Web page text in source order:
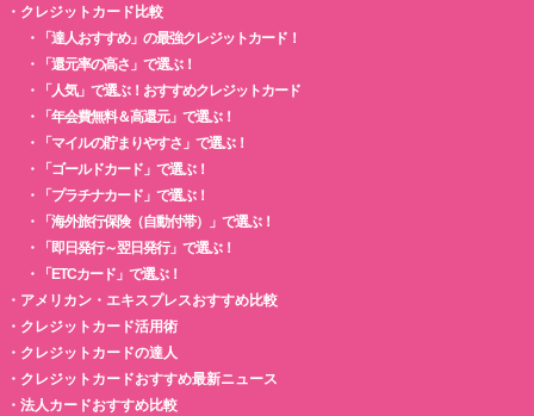
・ クレジットカード比較
・
「達人おすすめ」の最強クレジットカード！
・
「還元率の高さ」で選ぶ！
・
「人気」で選ぶ！おすすめクレジットカード
・
「年会費無料＆高還元」で選ぶ！
・
「マイルの貯まりやすさ」で選ぶ！
・
「ゴールドカード」で選ぶ！
・
「プラチナカード」で選ぶ！
・
「海外旅行保険（自動付帯）」で選ぶ！
・
「即日発行～翌日発行」で選ぶ！
・
「ETCカード」で選ぶ！
・ アメリカン・エキスプレスおすすめ比較
・ クレジットカード活用術
・ クレジットカードの達人
・ クレジットカードおすすめ最新ニュース
・ 法人カードおすすめ比較